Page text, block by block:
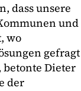
dass unsere
und
wo
gefragt
Dieter
der